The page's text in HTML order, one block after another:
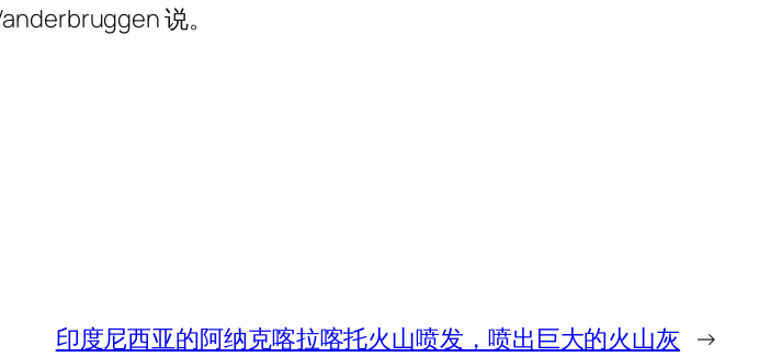
说。
印度尼西亚的阿纳克喀拉喀托火山喷发，喷出巨大的火山灰 →